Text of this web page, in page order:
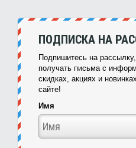
ПОДПИСКА НА
Подпишитесь на
получать письма с
скидках, акциях и
сайте!
Имя